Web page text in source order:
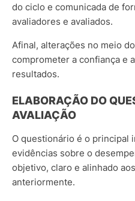
do ciclo e comunicada de
avaliadores e avaliados.
Afinal, alterações no meio
comprometer a confiança e
resultados.
ELABORAÇÃO DO
AVALIAÇÃO
O questionário é o principal
evidências sobre o
objetivo, claro e alinhado
anteriormente.